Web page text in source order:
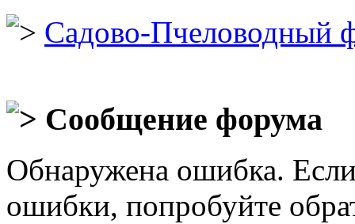
Садово-Пчеловодный
Сообщение форума
Обнаружена ошибка.
ошибки, попробуйте